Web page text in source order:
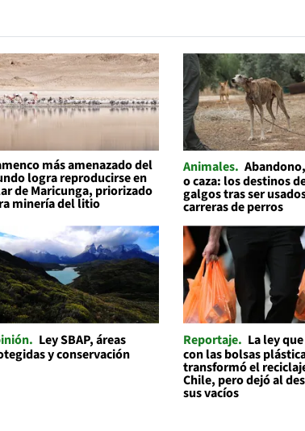
más amenazado del
logra reproducirse en
de Maricunga, priorizado
minería del litio
Animales
o caza: los destinos
galgos tras ser
carreras de perros
Ley SBAP, áreas
y conservación
Reportaje La ley
con las bolsas
transformó el
Chile, pero dejó al
sus vacíos